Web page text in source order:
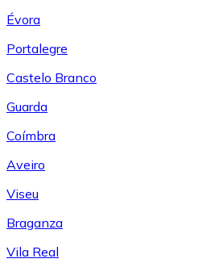
Évora
Portalegre
Castelo Branco
Guarda
Coímbra
Aveiro
Viseu
Braganza
Vila Real